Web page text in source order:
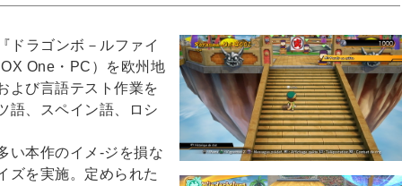
ドラゴンボ－ルファイ
One・PC）を欧州地
よび言語テスト作業を
語、スペイン語、ロシ
い本作のイメ-ジを損な
ズを実施。定められた